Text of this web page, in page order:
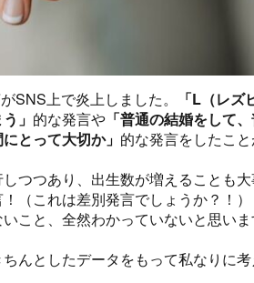
SNS上で炎上しました。
「L（レ
」 的な発言や 「普通の結婚をして
とって大切か」 的な発言をしたこと
つつあり、出生数が増えることも
（これは差別発言でしょうか？！
こと、全然わかっていないと思いま
んとしたデータをもって私なりに考